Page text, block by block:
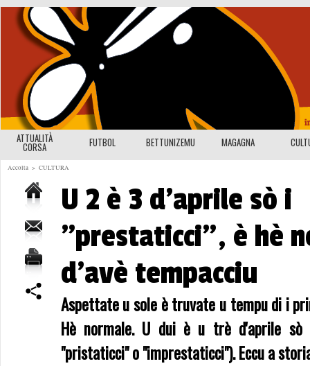
ATTUALITÀ
CORSA FUTBOL BETTUNIZEMU MAGAGNA
Accolta > CULTURA
U 2 è 3 d'aprile sò i
"prestaticci", è hè
d'avè tempacciu
Aspettate u sole è truvate u tempu di i
Hè normale. U dui è u trè d'aprile
"pristaticci" o "imprestaticci"). Eccu a